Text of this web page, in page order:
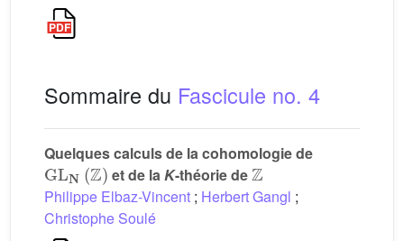
Sommaire du Fascicule no. 4
Quelques calculs de la cohomologie de
GL𝐍(ℤ)
et de laK-théorie de
ℤ
Philippe Elbaz-Vincent ; Herbert Gangl ;
Christophe Soulé